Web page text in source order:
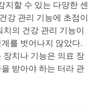
지할 수 있는 다양한 센
강 관리 기능에 초점이
의 건강 관리 기능이
를 벗어나지 않았다.
장치나 기능은 의료 장
받아야 하는 터라 관